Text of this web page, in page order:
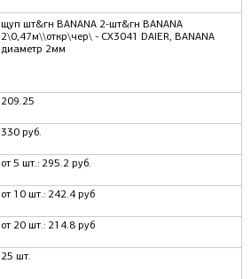
щуп шт&гн BANANA 2-шт&гн BANANA
2\0,47м\\откр\чер\ - CX3041 DAIER, BANANA
диаметр 2мм
209.25
330 руб.
от 5 шт.: 295.2 руб.
от 10 шт.: 242.4 руб
от 20 шт.: 214.8 руб
25 шт.